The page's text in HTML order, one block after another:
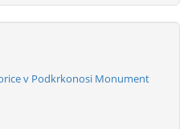
v Podkrkonosi Monument